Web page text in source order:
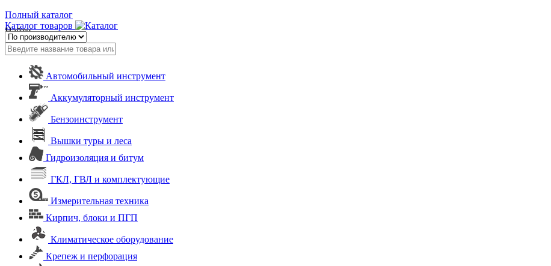
Полный каталог
Каталог товаров
Найти
Автомобильный инструмент
Аккумуляторный инструмент
Бензоинструмент
Вышки туры и леса
Гидроизоляция и битум
ГКЛ, ГВЛ и комплектующие
Измерительная техника
Кирпич, блоки и ПГП
Климатическое оборудование
Крепеж и перфорация